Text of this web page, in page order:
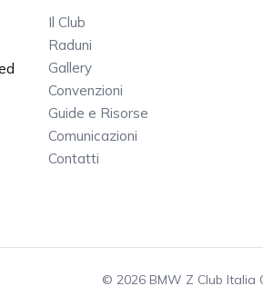
Il Club
Raduni
Gallery
Convenzioni
Guide e Risorse
Comunicazioni
Contatti
© 2026 BMW Z Club Italia